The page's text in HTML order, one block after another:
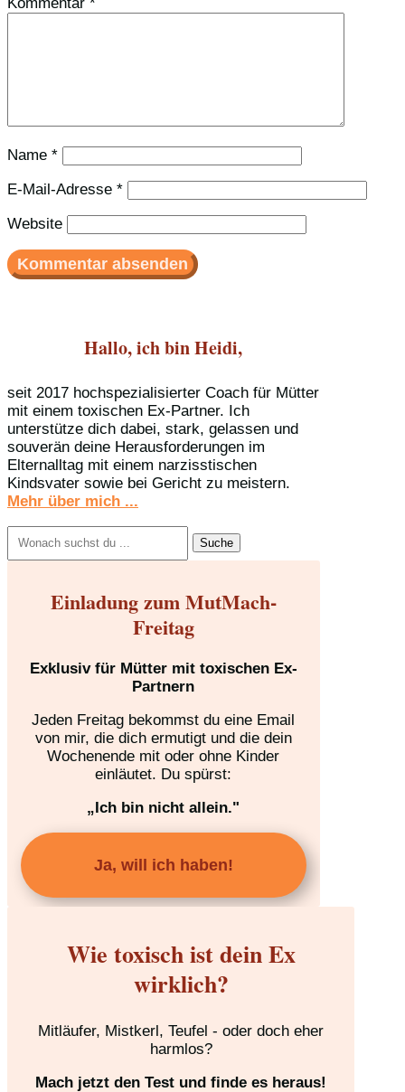
Name *
E-Mail-Adresse *
Website
Hallo, ich bin Heidi,
seit 2017 hochspezialisierter Coach für Mütter
mit einem toxischen Ex-Partner. Ich
unterstütze dich dabei, stark, gelassen und
souverän deine Herausforderungen im
Elternalltag mit einem narzisstischen
Kindsvater sowie bei Gericht zu meistern.
Mehr über mich ...
Suchen
nach:
Einladung zum MutMach-
Freitag
Exklusiv für Mütter mit toxischen Ex-
Partnern
Jeden Freitag bekommst du eine Email
von mir, die dich ermutigt und die dein
Wochenende mit oder ohne Kinder
einläutet. Du spürst:
„Ich bin nicht allein."
Ja, will ich haben!
Wie toxisch ist dein Ex
wirklich?
Mitläufer, Mistkerl, Teufel - oder doch eher
harmlos?
Mach jetzt den Test und finde es heraus!